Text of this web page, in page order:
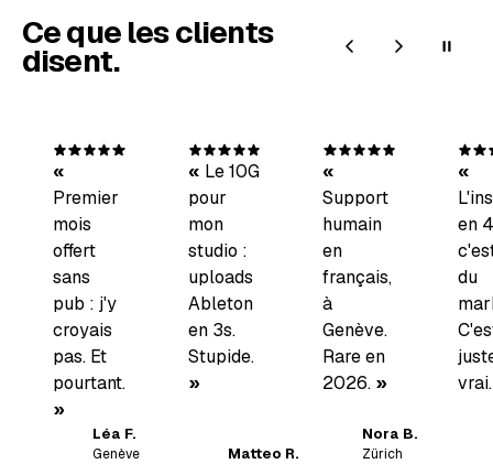
Ce que les clients
disent.
Premier
mois
offert
sans
pub : j'y
croyais
pas. Et
pourtant.
Léa F.
Genève
Le 10G
pour
mon
studio :
uploads
Ableton
en 3s.
Stupide.
Matteo R.
Support
humain
en
français,
à
Genève.
Rare en
2026.
Nora B.
Zürich
en
du
vrai.